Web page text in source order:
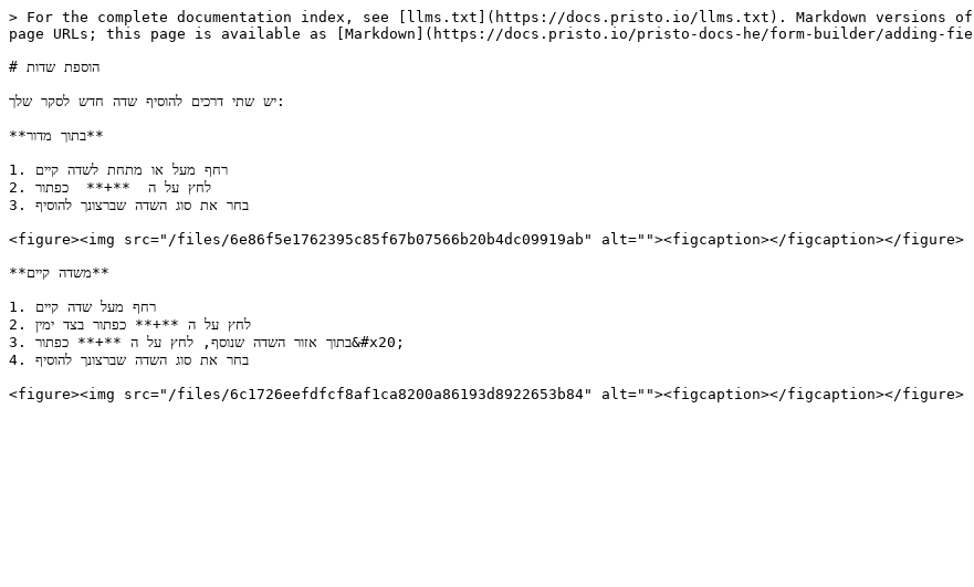
> For the complete documentation index, see [llms.txt](https://docs.pristo.io/llms.txt). Markdown versions of
page URLs; this page is available as [Markdown](https://docs.pristo.io/pristo-docs-he/form-builder/adding-
# הוספת שדות
יש שתי דרכים להוסיף שדה חדש לסקר שלך:
**בתוך מדור**
1. רחף מעל או מתחת לשדה קיים
2. לחץ על ה  **+**  כפתור
3. בחר את סוג השדה שברצונך להוסיף
<figure><img src="/files/6e86f5e1762395c85f67b07566b20b4dc09919ab" alt=""><figcaption></figcaption></figure>
**משדה קיים**
1. רחף מעל שדה קיים
2. לחץ על ה **+** כפתור בצד ימין
3. בתוך אזור השדה שנוסף, לחץ על ה **+** כפתור&#x20;
4. בחר את סוג השדה שברצונך להוסיף